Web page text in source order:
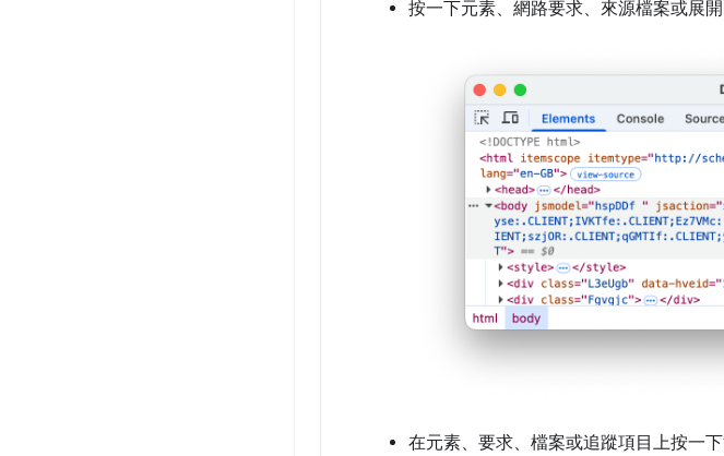
按一下元素、網路要求、來源檔案或展
在元素、要求、檔案或追蹤項目上按一